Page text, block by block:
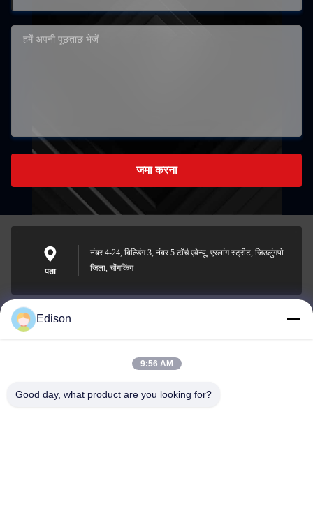
जमा करना
पता
नंबर 4-24, बिल्डिंग 3, नंबर 5 टॉर्च एवेन्यू, एरलांग स्ट्रीट, जिउलुंगपो
जिला, चोंगकिंग
edisonzhan666@163.com
Edison
9:56 AM
Good day, what product are you looking for?